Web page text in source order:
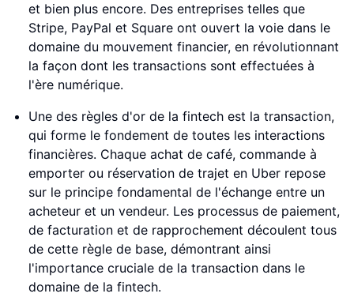
et bien plus encore. Des entreprises telles que
Stripe, PayPal et Square ont ouvert la voie dans le
domaine du mouvement financier, en révolutionnant
la façon dont les transactions sont effectuées à
l'ère numérique.
Une des règles d'or de la fintech est la transaction,
qui forme le fondement de toutes les interactions
financières. Chaque achat de café, commande à
emporter ou réservation de trajet en Uber repose
sur le principe fondamental de l'échange entre un
acheteur et un vendeur. Les processus de paiement,
de facturation et de rapprochement découlent tous
de cette règle de base, démontrant ainsi
l'importance cruciale de la transaction dans le
domaine de la fintech.